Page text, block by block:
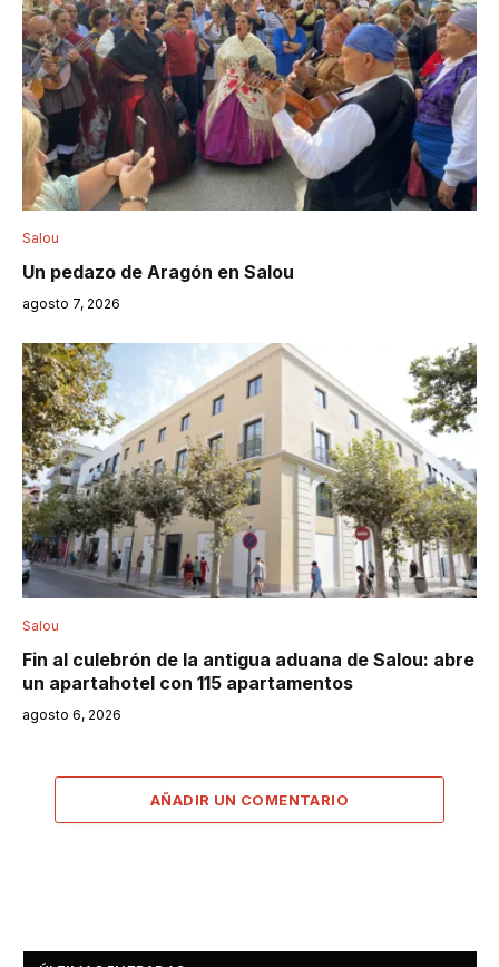
Salou
Un pedazo de Aragón en Salou
agosto 7, 2026
Salou
Fin al culebrón de la antigua aduana de Salou: abre
un apartahotel con 115 apartamentos
agosto 6, 2026
AÑADIR UN COMENTARIO